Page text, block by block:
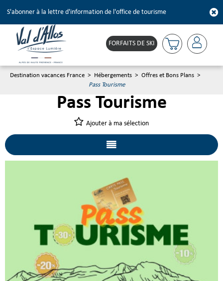
S'abonner à la lettre d'information de l'office de tourisme
FORFAITS DE SKI
Destination vacances France > Hébergements > Offres et Bons Plans >
Pass Tourisme
Pass Tourisme
Ajouter à ma sélection